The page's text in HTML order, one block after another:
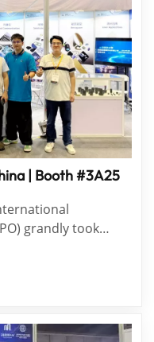
| Booth #3A25
grandly took
& Exhibition
20. WTS Photonics
component